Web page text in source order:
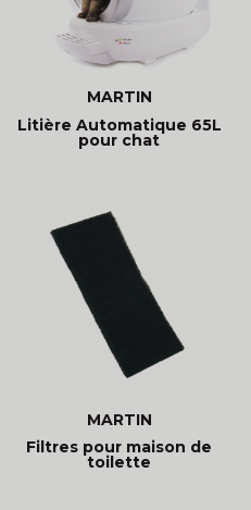
MARTIN
Litière Automatique 65L
pour chat
MARTIN
Filtres pour maison de
toilette